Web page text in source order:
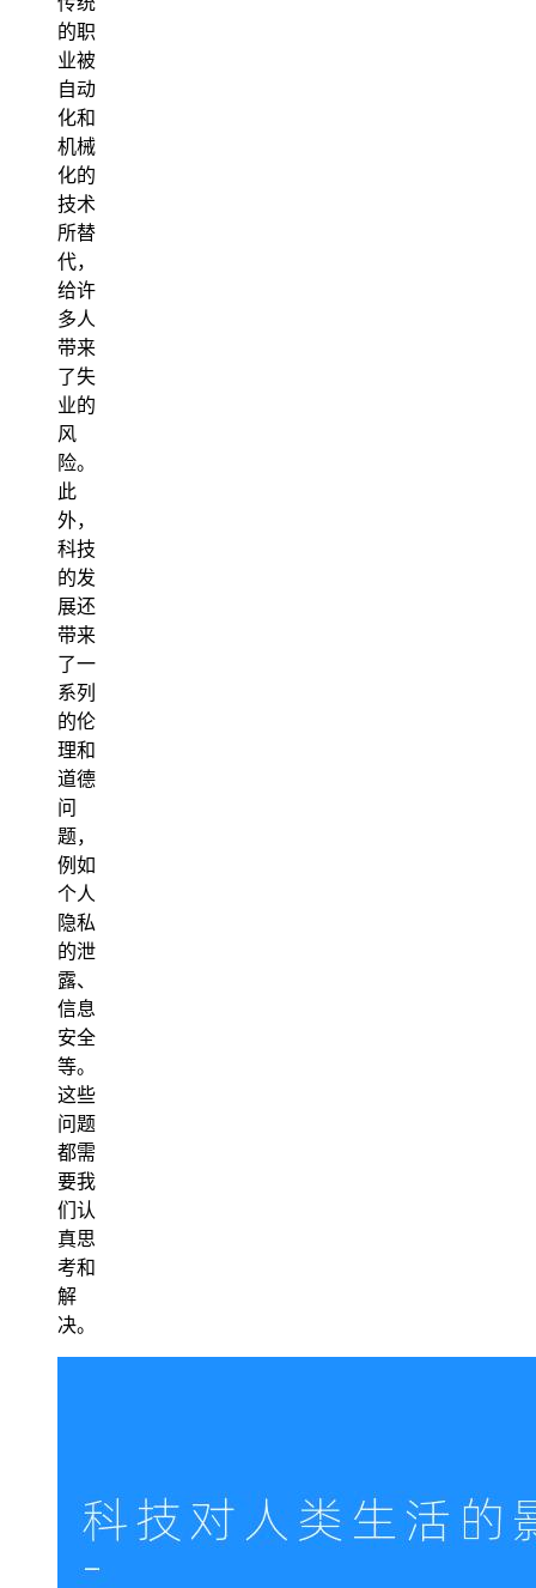
的职
业被
自动
化和
机械
化的
技术
所替
代，
给许
多人
带来
了失
业的
风
险。
此
外，
科技
的发
展还
带来
了一
系列
的伦
理和
道德
问
题，
例如
个人
隐私
的泄
露、
信息
安全
等。
这些
问题
都需
要我
们认
真思
考和
解
决。